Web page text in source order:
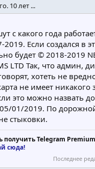
10 лет ...
с какого года
Если создался в
будет © 2018-2019
LTD Так, что админ,
хотеть не
не имеет никакого
это можно назвать
01/2019. По
стыковки.
получить Telegram Premium
сюда!
Последнее